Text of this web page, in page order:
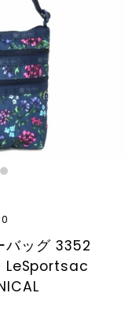
バッグ 3352
LeSportsac